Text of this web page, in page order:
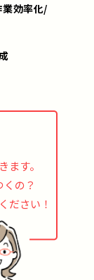
業効率化/
ます。
の？
ださい！